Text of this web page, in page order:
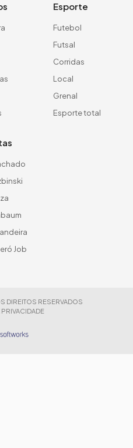
Esporte
Futebol
Futsal
Corridas
Local
Grenal
Esporte total
Job
DIREITOS RESERVADOS